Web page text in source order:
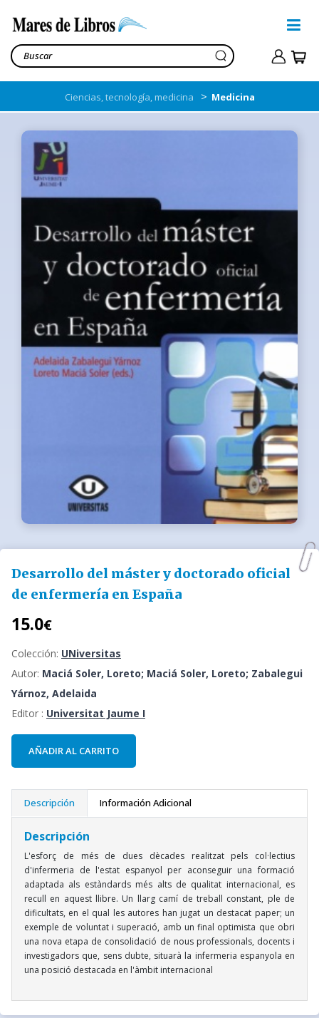
Ciencias, tecnología, medicina > Medicina
Desarrollo del máster y doctorado oficial
de enfermería en España
15.0€
Colección: UNiversitas
Autor: Maciá Soler, Loreto; Maciá Soler, Loreto; Zabalegui
Yárnoz, Adelaida
Editor : Universitat Jaume I
AÑADIR AL CARRITO
Descripción Información Adicional
Descripción
L'esforç de més de dues dècades realitzat pels col·lectius
d'infermeria de l'estat espanyol per aconseguir una formació
adaptada als estàndards més alts de qualitat internacional, es
recull en aquest llibre. Un llarg camí de treball constant, ple de
dificultats, en el qual les autores han jugat un destacat paper; un
exemple de voluntat i superació, amb un final optimista que obri
una nova etapa de consolidació de nous professionals, docents i
investigadors que, sens dubte, situarà la infermeria espanyola en
una posició destacada en l'àmbit internacional